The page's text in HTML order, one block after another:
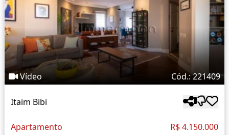
Vídeo Cód.: 221409
Itaim Bibi
Apartamento R$ 4.150.000